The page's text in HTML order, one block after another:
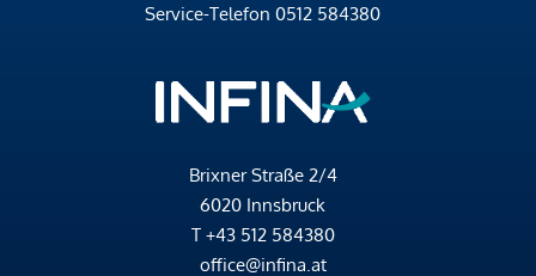
Service-Telefon 0512 584380
Brixner Straße 2/4
6020 Innsbruck
T +43 512 584380
office@infina.at